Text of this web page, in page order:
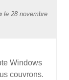
le 28 novembre
Windows
couvrons.